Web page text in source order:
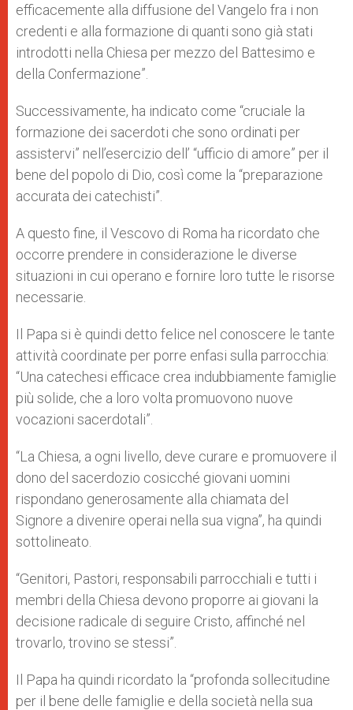
efficacemente alla diffusione del Vangelo fra i non
credenti e alla formazione di quanti sono già stati
introdotti nella Chiesa per mezzo del Battesimo e
della Confermazione”.
Successivamente, ha indicato come “cruciale la
formazione dei sacerdoti che sono ordinati per
assistervi” nell’esercizio dell’ “ufficio di amore” per il
bene del popolo di Dio, così come la “preparazione
accurata dei catechisti”.
A questo fine, il Vescovo di Roma ha ricordato che
occorre prendere in considerazione le diverse
situazioni in cui operano e fornire loro tutte le risorse
necessarie.
Il Papa si è quindi detto felice nel conoscere le tante
attività coordinate per porre enfasi sulla parrocchia:
“Una catechesi efficace crea indubbiamente famiglie
più solide, che a loro volta promuovono nuove
vocazioni sacerdotali”.
“La Chiesa, a ogni livello, deve curare e promuovere il
dono del sacerdozio cosicché giovani uomini
rispondano generosamente alla chiamata del
Signore a divenire operai nella sua vigna”, ha quindi
sottolineato.
“Genitori, Pastori, responsabili parrocchiali e tutti i
membri della Chiesa devono proporre ai giovani la
decisione radicale di seguire Cristo, affinché nel
trovarlo, trovino se stessi”.
Il Papa ha quindi ricordato la “profonda sollecitudine
per il bene delle famiglie e della società nella sua